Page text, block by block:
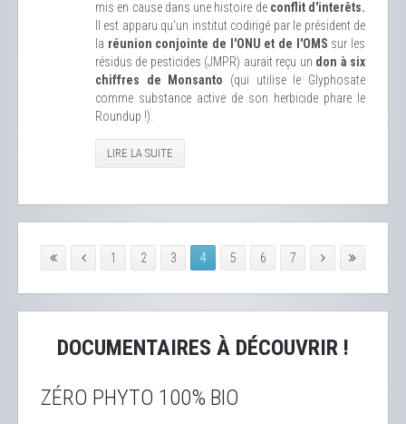
mis en cause dans une histoire deconflit d'interêts.
Il est apparu qu'un institut codirigé par le président de
la réunion conjointe de l'ONU et de l'OMS sur les
résidus de pesticides (JMPR) aurait reçu un don à six
chiffres de Monsanto (qui utilise le Glyphosate
comme substance active de son herbicide phare le
Roundup !).
LIRE LA SUITE
1 2 3 4 5 6 7
DOCUMENTAIRES À DÉCOUVRIR !
ZÉRO PHYTO 100% BIO